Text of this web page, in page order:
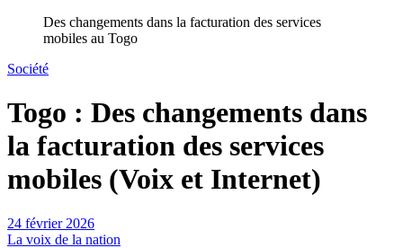
Des changements dans la facturation des services
mobiles au Togo
Société
Togo : Des changements dans
la facturation des services
mobiles (Voix et Internet)
24 février 2026
La voix de la nation